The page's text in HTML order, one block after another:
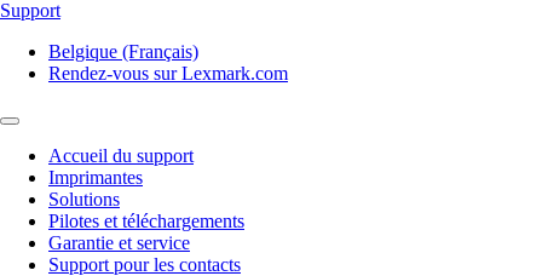
Support
Belgique (Français)
Rendez-vous sur Lexmark.com
Accueil du support
Imprimantes
Solutions
Pilotes et téléchargements
Garantie et service
Support pour les contacts